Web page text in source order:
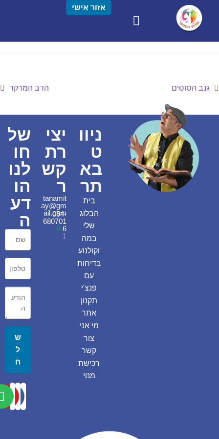
אזור אישי
גנב הסוסים הדב המרקד
ניוו
ט
בא
תר
בית
הבלוג
שלי
במה
וקולנוע
בדיחות
עם
פנצ'י
תקנון
אתר
מי אני
צור
קשר
רכישת
מנוי
יצי
רת
קש
ר
tanamit
ay@gm
ail.com
054-
680701
6
1
של
חו
לנו
הו
דע
ה
ש
ל
ח